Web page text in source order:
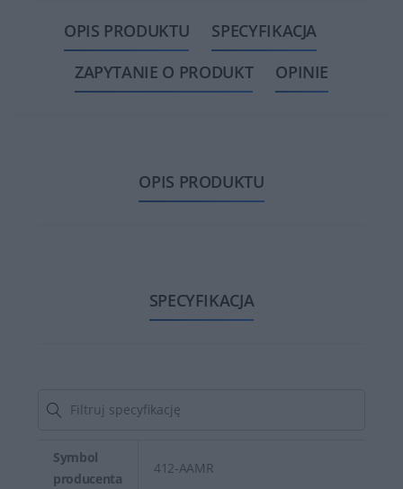
OPIS PRODUKTU
SPECYFIKACJA
ZAPYTANIE O PRODUKT
OPINIE
OPIS PRODUKTU
SPECYFIKACJA
Symbol
producenta
412-AAMR